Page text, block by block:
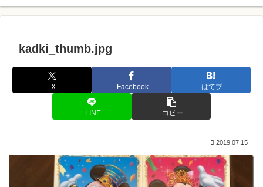
kadki_thumb.jpg
X Facebook はてブ
LINE コピー
2019.07.15